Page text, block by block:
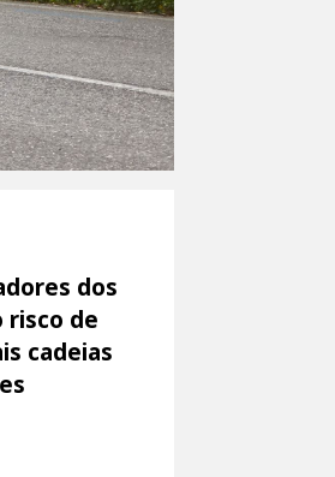
dos
risco de
cadeias